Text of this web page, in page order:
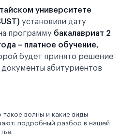
университете
установили дату
программу бакалавриат 2
– платное обучение,
будет принято решение
абитуриентов
такое волны и какие виды
подробный разбор в нашей